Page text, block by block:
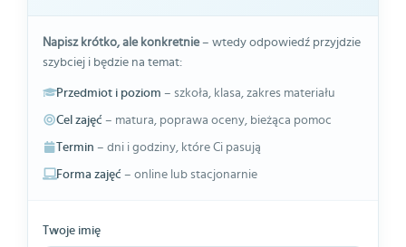
Napisz krótko, ale konkretnie– wtedy odpowiedź przyjdzie
szybciej i będzie na temat:
Przedmiot i poziom – szkoła, klasa, zakres materiału
Cel zajęć – matura, poprawa oceny, bieżąca pomoc
Termin – dni i godziny, które Ci pasują
Forma zajęć – online lub stacjonarnie
Twoje imię